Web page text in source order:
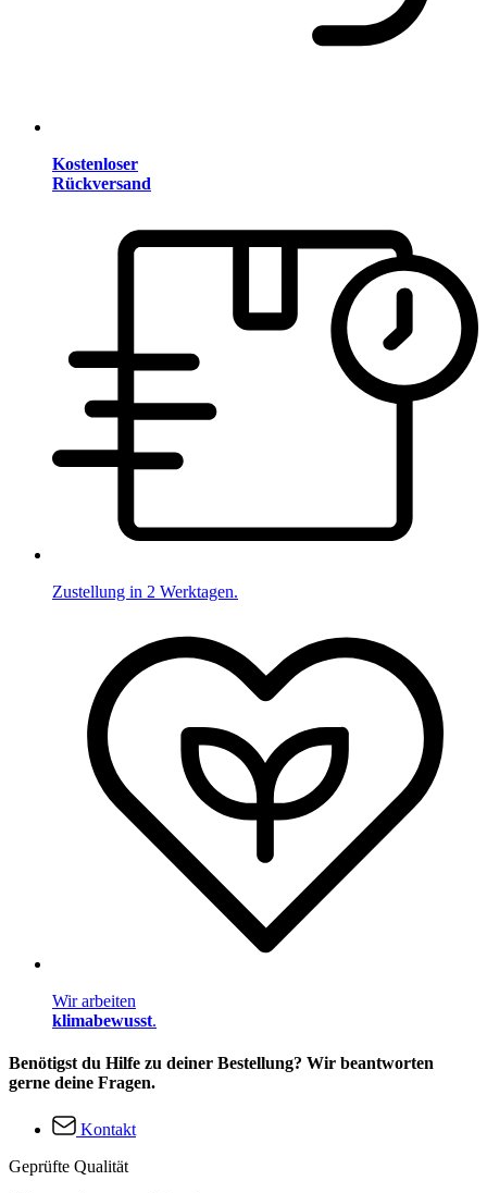
Kostenloser
Rückversand
Zustellung in 2 Werktagen.
Wir arbeiten
klimabewusst.
Benötigst du Hilfe zu deiner Bestellung? Wir beantworten
gerne deine Fragen.
Kontakt
Geprüfte Qualität